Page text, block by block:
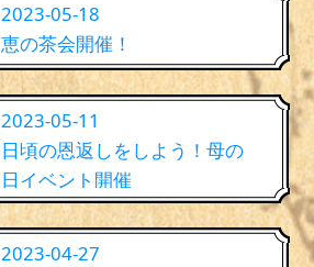
2023-05-18
恵の茶会開催！
2023-05-11
日頃の恩返しをしよう！母の
日イベント開催
2023-04-27